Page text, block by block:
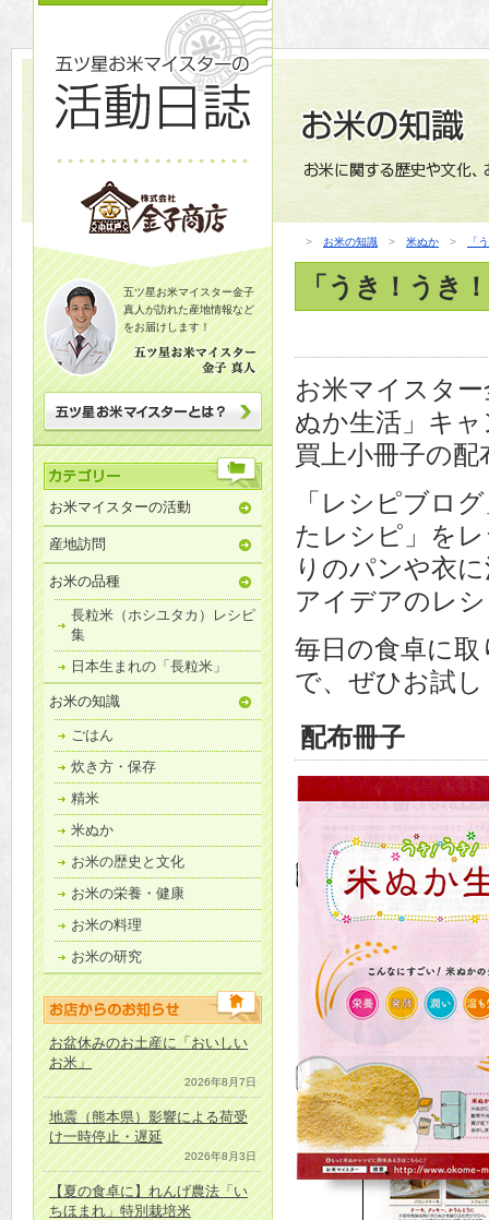
五ツ星お米マイスター金子
真人が訪れた産地情報など
をお届けします！
お米マイスターの活動
産地訪問
お米の品種
長粒米（ホシユタカ）レシピ
集
日本生まれの「長粒米」
お米の知識
ごはん
炊き方・保存
精米
米ぬか
お米の歴史と文化
お米の栄養・健康
お米の料理
お米の研究
お盆休みのお土産に「おいしい
お米」
2026年8月7日
地震（熊本県）影響による荷受
け一時停止・遅延
2026年8月3日
【夏の食卓に】れんげ農法「い
ちほまれ」特別栽培米
> お米の知識 > 米ぬか > 「
「うき！うき
お米マイスタ
ぬか生活」キ
買上小冊子の
「レシピブロ
たレシピ」を
りのパンや衣
アイデアのレ
毎日の食卓に
で、ぜひお試
配布冊子